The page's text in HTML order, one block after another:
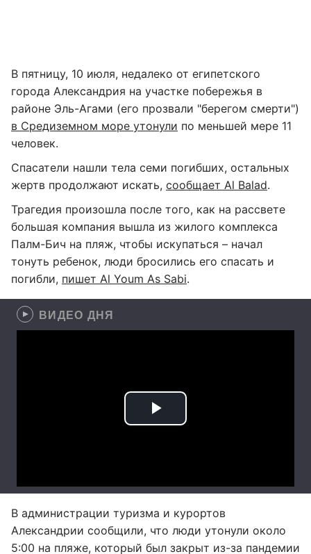
В пятницу, 10 июля, недалеко от египетского
города Александрия на участке побережья в
районе Эль-Агами (его прозвали "берегом смерти")
в Средиземном море утонули по меньшей мере 11
человек.
Спасатели нашли тела семи погибших, остальных
жертв продолжают искать, сообщает Al Balad.
Трагедия произошла после того, как на рассвете
большая компания вышла из жилого комплекса
Палм-Бич на пляж, чтобы искупаться – начал
тонуть ребенок, люди бросились его спасать и
погибли, пишет Al Youm As Sabi.
ВИДЕО ДНЯ
В администрации туризма и курортов
Александрии сообщили, что люди утонули около
5:00 на пляже, который был закрыт из-за пандемии